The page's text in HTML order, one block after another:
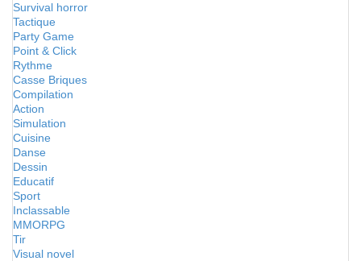
Survival horror
Tactique
Party Game
Point & Click
Rythme
Casse Briques
Compilation
Action
Simulation
Cuisine
Danse
Dessin
Educatif
Sport
Inclassable
MMORPG
Tir
Visual novel